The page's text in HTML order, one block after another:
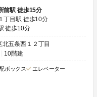
前駅 徒歩15分
丁目駅 徒歩10分
徒歩10分
五条西１２丁目
10階建
ボックス エレベーター